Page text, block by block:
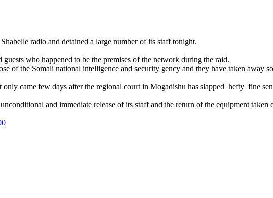
radio and detained a large number of its staff tonight.
guests who happened to be the premises of the network during the raid.
of the Somali national intelligence and security gency and they have taken away
came few days after the regional court in Mogadishu has slapped hefty fine
and immediate release of its staff and the return of the equipment taken